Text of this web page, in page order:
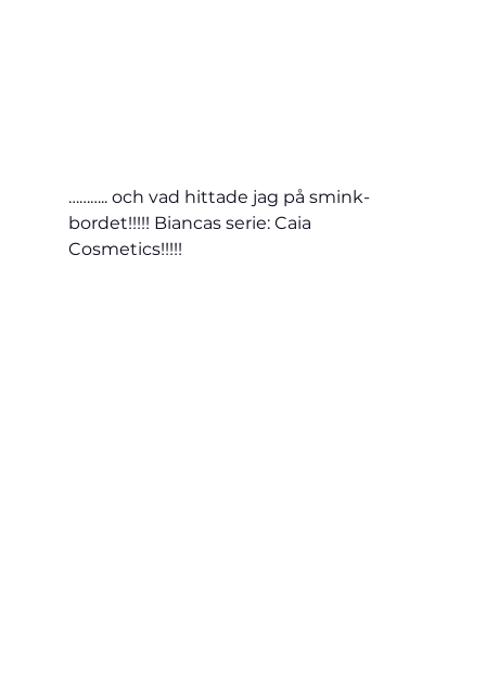
……….. och vad hittade jag på smink-
bordet!!!!! Biancas serie: Caia
Cosmetics!!!!!